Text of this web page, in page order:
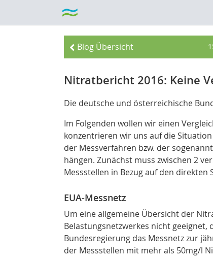
Blog Übersicht
Nitratbericht 2016: Keine
Die deutsche und österreichische
Im Folgenden wollen wir einen
konzentrieren wir uns auf die
der Messverfahren bzw. der
hängen. Zunächst muss zwischen 2
Messstellen in Bezug auf den
EUA-Messnetz
Um eine allgemeine Übersicht der
Belastungsnetzwerkes nicht
Bundesregierung das Messnetz zur
der Messstellen mit mehr als 50mg/l